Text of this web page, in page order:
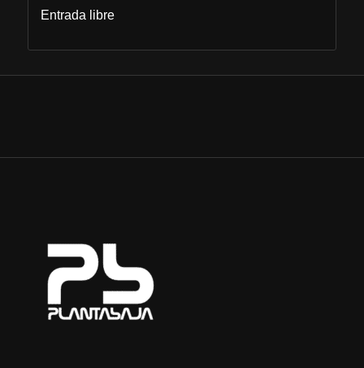
Entrada libre